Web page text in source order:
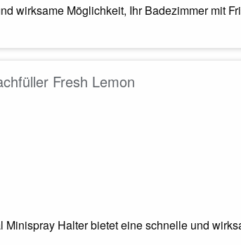
wirksame Möglichkeit, Ihr Badezimmer mit
Fresh Lemon
Halter bietet eine schnelle und